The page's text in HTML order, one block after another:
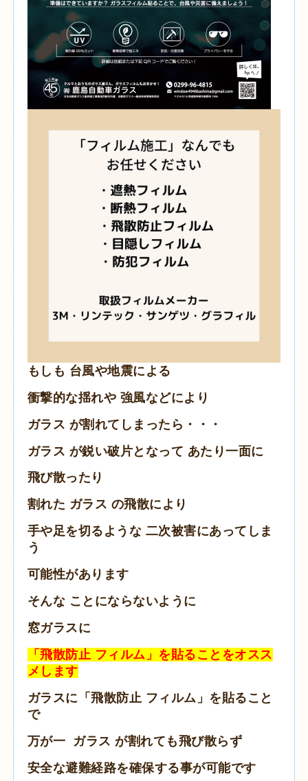
もしも 台風や地震による
衝撃的な揺れや 強風などにより
ガラス が割れてしまったら・・・
ガラス が鋭い破片となって あたり一面に
飛び散ったり
割れた ガラス の飛散により
手や足を切るような 二次被害にあってしま
う
可能性があります
そんな ことにならないように
窓ガラスに
「飛散防止 フィルム」を貼ることをオスス
メします
ガラスに「飛散防止 フィルム」を貼ること
で
万が一 ガラス が割れても飛び散らず
安全な避難経路を確保する事が可能です